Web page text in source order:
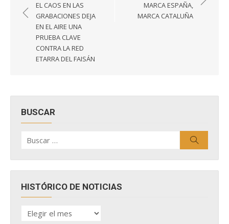
entradas
EL CAOS EN LAS
GRABACIONES DEJA
EN EL AIRE UNA
PRUEBA CLAVE
CONTRA LA RED
ETARRA DEL FAISÁN
MARCA ESPAÑA,
MARCA CATALUÑA
BUSCAR
por:
HISTÓRICO DE NOTICIAS
HISTÓRICO
DE